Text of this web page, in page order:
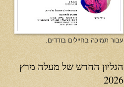
עבור תמיכה בחיילים בודדים.
הגליון החדש של מעלה מרץ
2026